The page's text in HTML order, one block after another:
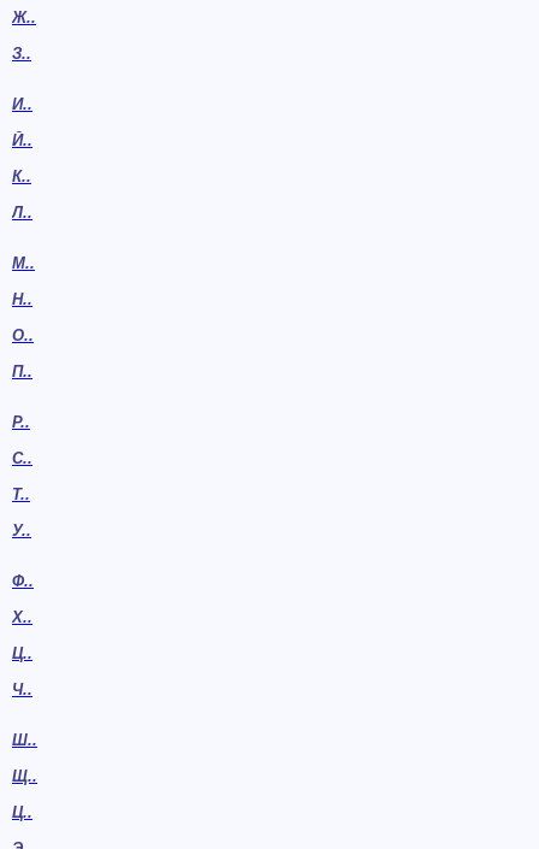
Ж..
З..
И..
Й..
К..
Л..
М..
Н..
О..
П..
Р..
С..
Т..
У..
Ф..
Х..
Ц..
Ч..
Ш..
Щ..
Ц..